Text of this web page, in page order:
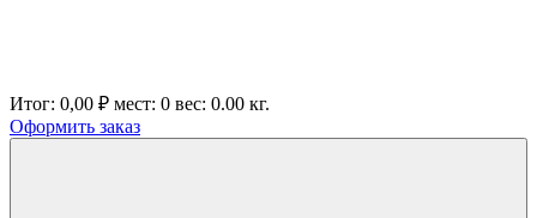
Итог: 0,00 ₽ мест: 0 вес: 0.00 кг.
Оформить заказ